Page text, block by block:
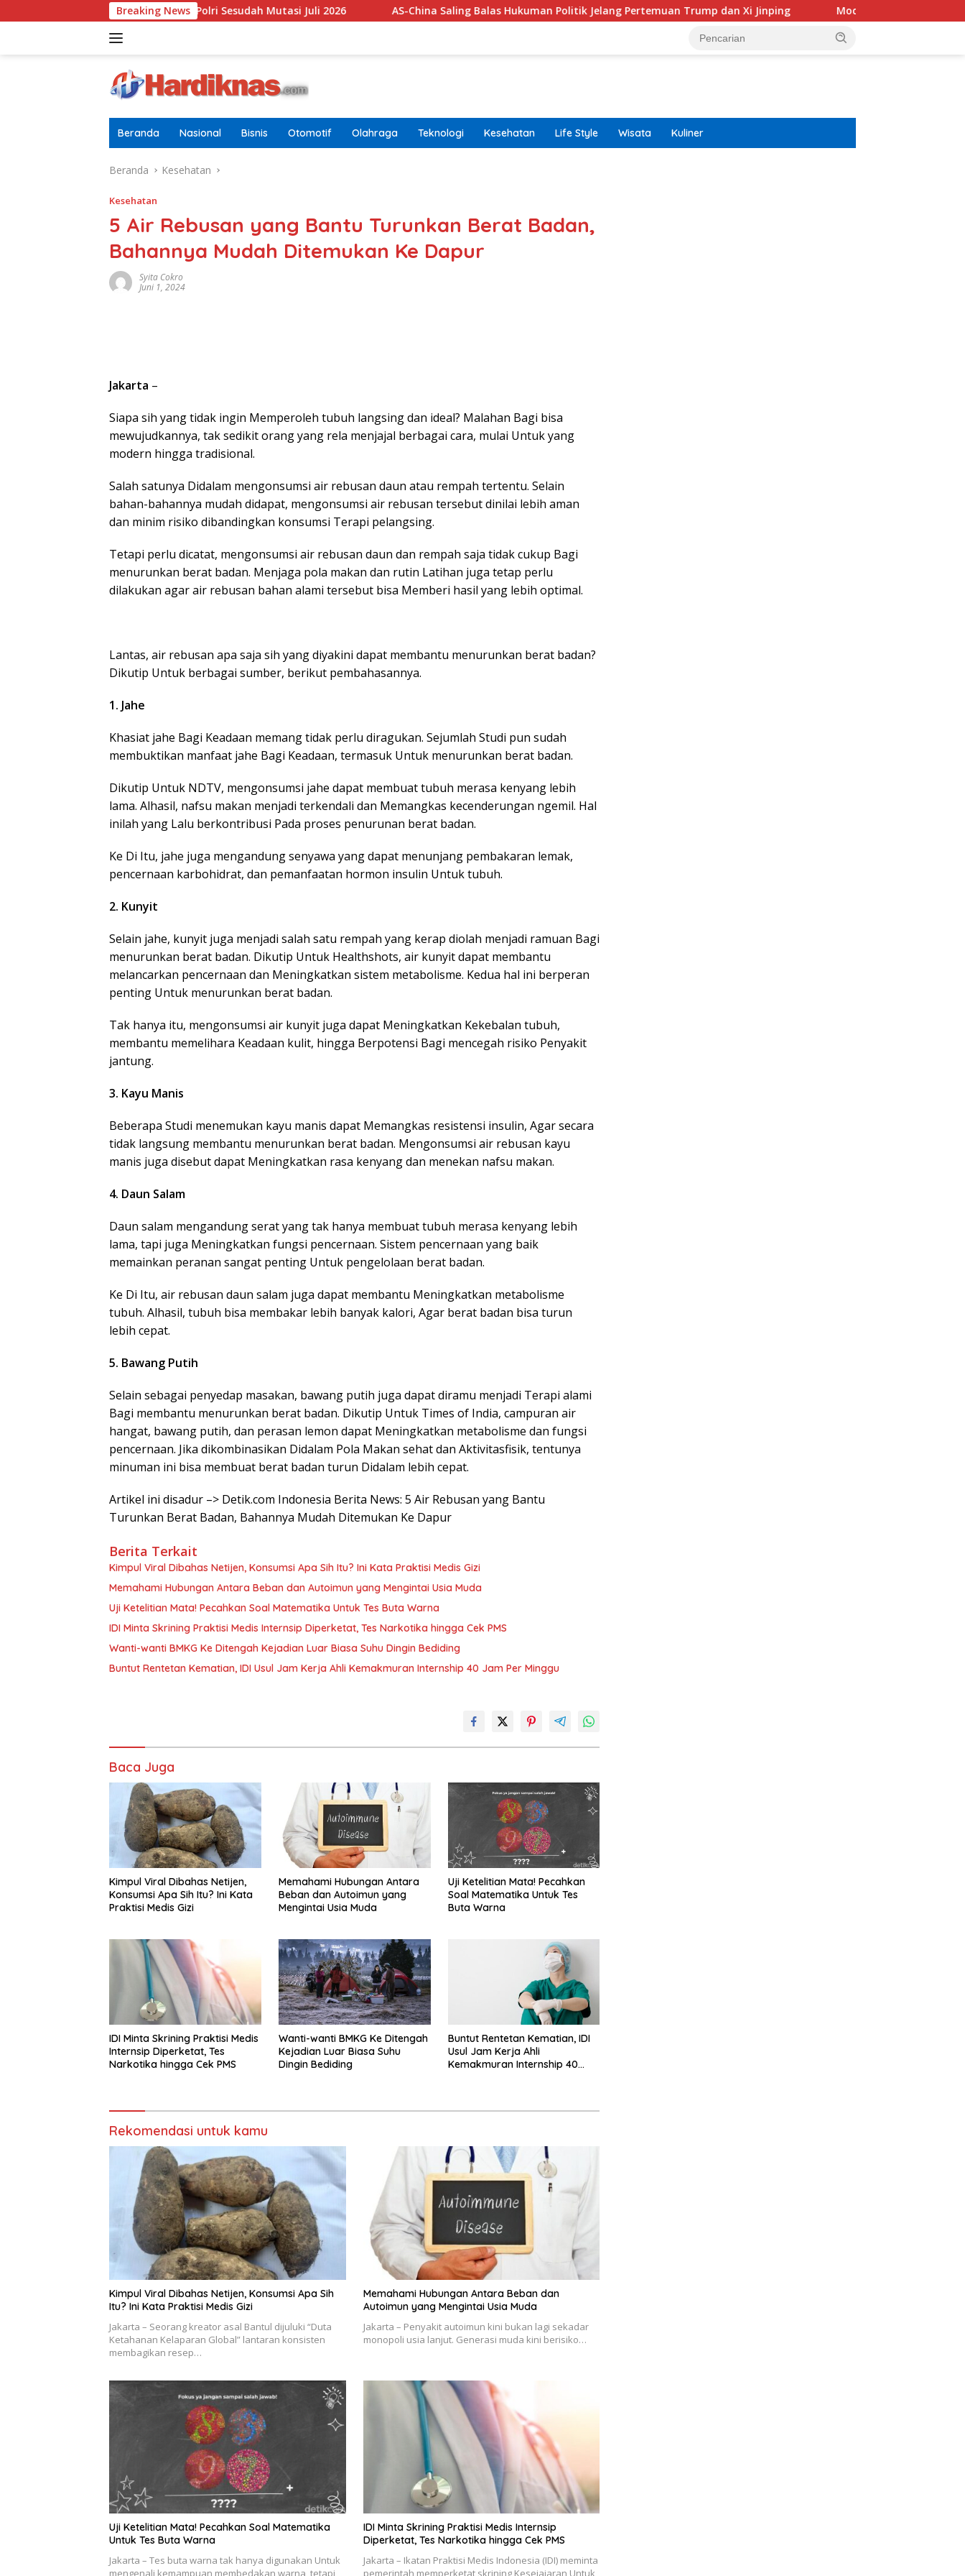
ke
Breaking News
Terbaru Di Pusdokkes Polri Sesudah Mutasi Juli 2026 AS-China Saling Balas Hukuman Politik Jelang Pertemuan Trump dan Xi Jinping Modifikasi Ayla Vintage dan Gran
Beranda Nasional Bisnis Otomotif Olahraga Teknologi Kesehatan Life Style Wisata Kuliner
Beranda Kesehatan
Kesehatan
5 Air Rebusan yang Bantu Turunkan Berat Badan,
Bahannya Mudah Ditemukan Ke Dapur
Syita Cokro
Juni 1, 2024
Jakarta –
Siapa sih yang tidak ingin Memperoleh tubuh langsing dan ideal? Malahan Bagi bisa
mewujudkannya, tak sedikit orang yang rela menjajal berbagai cara, mulai Untuk yang
modern hingga tradisional.
Salah satunya Didalam mengonsumsi air rebusan daun atau rempah tertentu. Selain
bahan-bahannya mudah didapat, mengonsumsi air rebusan tersebut dinilai lebih aman
dan minim risiko dibandingkan konsumsi Terapi pelangsing.
Tetapi perlu dicatat, mengonsumsi air rebusan daun dan rempah saja tidak cukup Bagi
menurunkan berat badan. Menjaga pola makan dan rutin Latihan juga tetap perlu
dilakukan agar air rebusan bahan alami tersebut bisa Memberi hasil yang lebih optimal.
Lantas, air rebusan apa saja sih yang diyakini dapat membantu menurunkan berat badan?
Dikutip Untuk berbagai sumber, berikut pembahasannya.
1. Jahe
Khasiat jahe Bagi Keadaan memang tidak perlu diragukan. Sejumlah Studi pun sudah
membuktikan manfaat jahe Bagi Keadaan, termasuk Untuk menurunkan berat badan.
Dikutip Untuk NDTV, mengonsumsi jahe dapat membuat tubuh merasa kenyang lebih
lama. Alhasil, nafsu makan menjadi terkendali dan Memangkas kecenderungan ngemil. Hal
inilah yang Lalu berkontribusi Pada proses penurunan berat badan.
Ke Di Itu, jahe juga mengandung senyawa yang dapat menunjang pembakaran lemak,
pencernaan karbohidrat, dan pemanfaatan hormon insulin Untuk tubuh.
2. Kunyit
Selain jahe, kunyit juga menjadi salah satu rempah yang kerap diolah menjadi ramuan Bagi
menurunkan berat badan. Dikutip Untuk Healthshots, air kunyit dapat membantu
melancarkan pencernaan dan Meningkatkan sistem metabolisme. Kedua hal ini berperan
penting Untuk menurunkan berat badan.
Tak hanya itu, mengonsumsi air kunyit juga dapat Meningkatkan Kekebalan tubuh,
membantu memelihara Keadaan kulit, hingga Berpotensi Bagi mencegah risiko Penyakit
jantung.
3. Kayu Manis
Beberapa Studi menemukan kayu manis dapat Memangkas resistensi insulin, Agar secara
tidak langsung membantu menurunkan berat badan. Mengonsumsi air rebusan kayu
manis juga disebut dapat Meningkatkan rasa kenyang dan menekan nafsu makan.
4. Daun Salam
Daun salam mengandung serat yang tak hanya membuat tubuh merasa kenyang lebih
lama, tapi juga Meningkatkan fungsi pencernaan. Sistem pencernaan yang baik
memainkan peranan sangat penting Untuk pengelolaan berat badan.
Ke Di Itu, air rebusan daun salam juga dapat membantu Meningkatkan metabolisme
tubuh. Alhasil, tubuh bisa membakar lebih banyak kalori, Agar berat badan bisa turun
lebih cepat.
5. Bawang Putih
Selain sebagai penyedap masakan, bawang putih juga dapat diramu menjadi Terapi alami
Bagi membantu menurunkan berat badan. Dikutip Untuk Times of India, campuran air
hangat, bawang putih, dan perasan lemon dapat Meningkatkan metabolisme dan fungsi
pencernaan. Jika dikombinasikan Didalam Pola Makan sehat dan Aktivitasfisik, tentunya
minuman ini bisa membuat berat badan turun Didalam lebih cepat.
Artikel ini disadur –> Detik.com Indonesia Berita News: 5 Air Rebusan yang Bantu
Turunkan Berat Badan, Bahannya Mudah Ditemukan Ke Dapur
Berita Terkait
Kimpul Viral Dibahas Netijen, Konsumsi Apa Sih Itu? Ini Kata Praktisi Medis Gizi
Memahami Hubungan Antara Beban dan Autoimun yang Mengintai Usia Muda
Uji Ketelitian Mata! Pecahkan Soal Matematika Untuk Tes Buta Warna
IDI Minta Skrining Praktisi Medis Internsip Diperketat, Tes Narkotika hingga Cek PMS
Wanti-wanti BMKG Ke Ditengah Kejadian Luar Biasa Suhu Dingin Bediding
Buntut Rentetan Kematian, IDI Usul Jam Kerja Ahli Kemakmuran Internship 40 Jam Per Minggu
Baca Juga
Kimpul Viral Dibahas Netijen,
Konsumsi Apa Sih Itu? Ini Kata
Praktisi Medis Gizi
Memahami Hubungan Antara
Beban dan Autoimun yang
Mengintai Usia Muda
Uji Ketelitian Mata! Pecahkan
Soal Matematika Untuk Tes
Buta Warna
IDI Minta Skrining Praktisi Medis
Internsip Diperketat, Tes
Narkotika hingga Cek PMS
Wanti-wanti BMKG Ke Ditengah
Kejadian Luar Biasa Suhu
Dingin Bediding
Buntut Rentetan Kematian, IDI
Usul Jam Kerja Ahli
Kemakmuran Internship 40
Rekomendasi untuk kamu
Kimpul Viral Dibahas Netijen, Konsumsi Apa Sih
Itu? Ini Kata Praktisi Medis Gizi
Jakarta – Seorang kreator asal Bantul dijuluki “Duta
Ketahanan Kelaparan Global” lantaran konsisten
membagikan resep…
Memahami Hubungan Antara Beban dan
Autoimun yang Mengintai Usia Muda
Jakarta – Penyakit autoimun kini bukan lagi sekadar
monopoli usia lanjut. Generasi muda kini berisiko…
Uji Ketelitian Mata! Pecahkan Soal Matematika
Untuk Tes Buta Warna
Jakarta – Tes buta warna tak hanya digunakan Untuk
mengenali kemampuan membedakan warna, tetapi
IDI Minta Skrining Praktisi Medis Internsip
Diperketat, Tes Narkotika hingga Cek PMS
Jakarta – Ikatan Praktisi Medis Indonesia (IDI) meminta
pemerintah memperketat skrining Kesejajaran Untuk